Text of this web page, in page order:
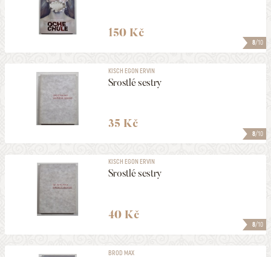
8/10
150 Kč
8/10
KISCH EGON ERVIN
Srostlé sestry
35 Kč
8/10
KISCH EGON ERVIN
Srostlé sestry
40 Kč
BROD MAX